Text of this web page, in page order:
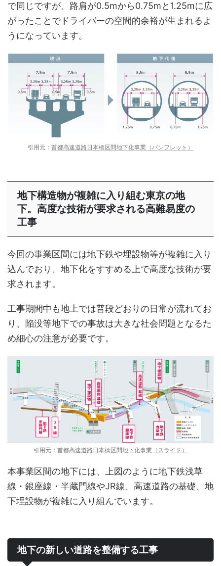
で同じですが、路肩が0.5mから0.75mと1.25mに広
がったことでドライバーの空間的余裕が生まれるよ
うになっています。
引用元： 首都高速道路日本橋区間地下化事業（パンフレット）
地下構造物が複雑に入り組む東京の地
下。高度な技術が要求される高難易度の
工事
今回の事業区間には地下鉄や埋設物等が複雑に入り
込んでおり、地下化をすすめる上で高度な技術が要
求されます。
工事期間中も地上では普段どおりの日常が流れてお
り、陥没等地下での事故は大きな社会問題となるた
め細心の注意が必要です。
引用元： 首都高速道路日本橋区間地下化事業（スライド）
本事業区間の地下には、上図のように地下鉄浅草
線・銀座線・半蔵門線やJR線、高速道路の基礎、地
下埋設物が複雑に入り組んでいます。
地下の新しい道路を整備する工事